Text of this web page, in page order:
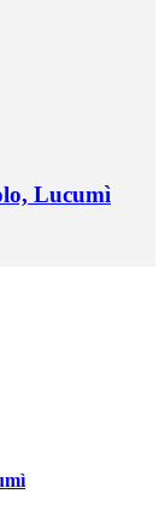
Lucumì